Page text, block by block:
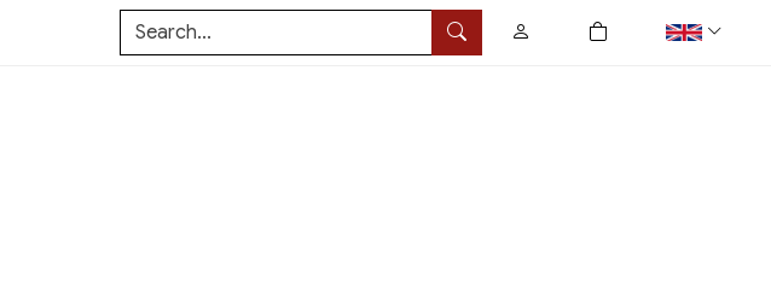
Search
0
tuotetta ostoskorissa